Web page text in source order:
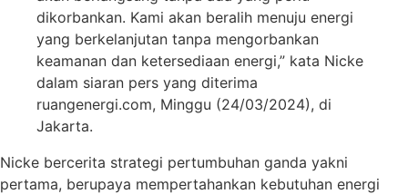
dikorbankan. Kami akan beralih menuju energi
yang berkelanjutan tanpa mengorbankan
keamanan dan ketersediaan energi,” kata Nicke
dalam siaran pers yang diterima
ruangenergi.com, Minggu (24/03/2024), di
Jakarta.
Nicke bercerita strategi pertumbuhan ganda yakni
pertama, berupaya mempertahankan kebutuhan energi